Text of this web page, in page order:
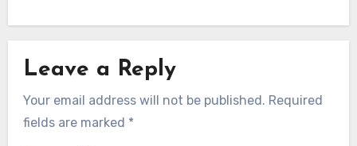
Leave a Reply
Your email address will not be published. Required
fields are marked *